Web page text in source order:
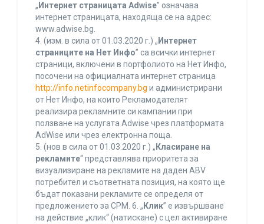
„ Интернет страницата Adwise” означава
интернет страницата, находяща се на адрес:
www.adwise.bg.
4. (изм. в сила от 01.03.2020 г.) „ Интернет
страниците на Нет Инфо” са всички интернет
страници, включени в портфолиото на Нет Инфо,
посочени на официалната интернет страница
http://info.netinfocompany.bg и администрирани
от Нет Инфо, на които Рекламодателят
реализира рекламните си кампании при
ползване на услугата Adwise чрез платформата
AdWise или чрез електронна поща.
5. (нов в сила от 01.03.2020 г.) „ Класиране на
рекламите“ представлява приоритета за
визуализиране на рекламите на даден ABV
потребител и съответната позиция, на която ще
бъдат показани рекламите се определя от
предложението за CPM. 6. „ Клик” е извършване
на действие „клик“ (натискане) с цел активиране